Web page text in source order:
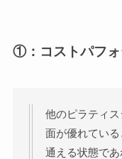
①： コストパフ
他のピラティ
面が優れてい
通える状態で